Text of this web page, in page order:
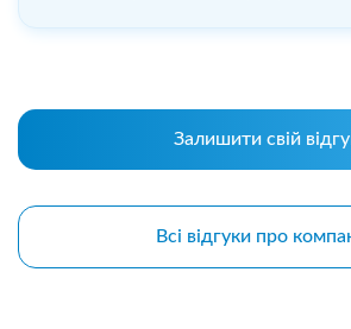
Залишити свій
Всі відгуки про